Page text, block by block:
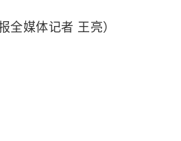
全媒体记者 王亮）